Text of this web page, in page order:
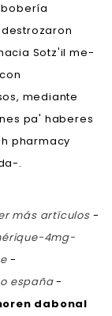
Sotz'il me-
mediante
pa' haberes
pharmacy
.
más artículos-
4mg-
-
españa-
dabonal